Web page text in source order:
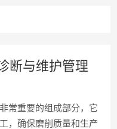
断与维护管理
常重要的组成部分，它
，确保磨削质量和生产